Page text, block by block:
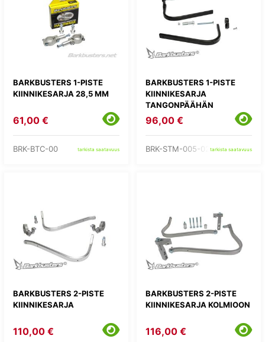
BARKBUSTERS 1-PISTE
KIINNIKESARJA 28,5 MM
61,00 €
BRK-BTC-00 tarkista saatavuus
BARKBUSTERS 1-PISTE
KIINNIKESARJA
TANGONPÄÄHÄN
96,00 €
BRK-STM-005-02-NPtarkista saatavuus
BARKBUSTERS 2-PISTE
KIINNIKESARJA
110,00 €
BARKBUSTERS 2-PISTE
KIINNIKESARJA KOLMIOON
116,00 €